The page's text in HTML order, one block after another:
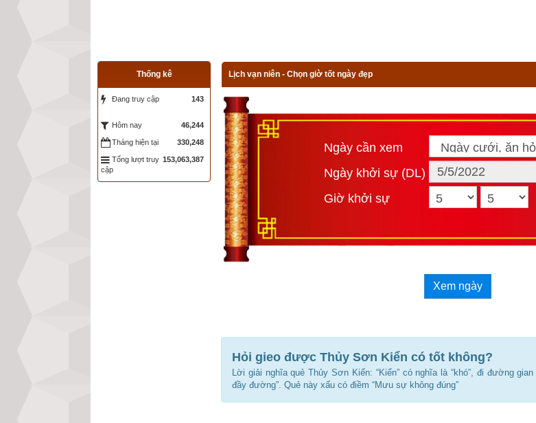
Lịch vạn niên - Chọn giờ tốt ngày đẹp
Ngày cần xem
Ngày khởi sự (DL)
Giờ khởi sự
Xem ngày
Hỏi gieo được Thủy Sơn Kiển có tốt không?
Lời giải nghĩa quẻ Thủy Sơn Kiển: “Kiển” có nghĩa là “khó”, đi đường
đầy đường”. Quẻ này xấu có điềm “Mưu sự không đúng”
Thống kê
Đang truy cập 143
Hôm nay 46,244
Tháng hiện tại 330,248
Tổng lượt truy
cập
153,063,387